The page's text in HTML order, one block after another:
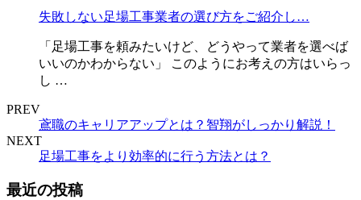
失敗しない足場工事業者の選び方をご紹介し…
「足場工事を頼みたいけど、どうやって業者を選べば
いいのかわからない」 このようにお考えの方はいらっ
し …
PREV
鳶職のキャリアアップとは？智翔がしっかり解説！
NEXT
足場工事をより効率的に行う方法とは？
最近の投稿